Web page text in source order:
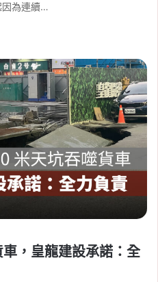
為連續…
，皇龍建設承諾：全